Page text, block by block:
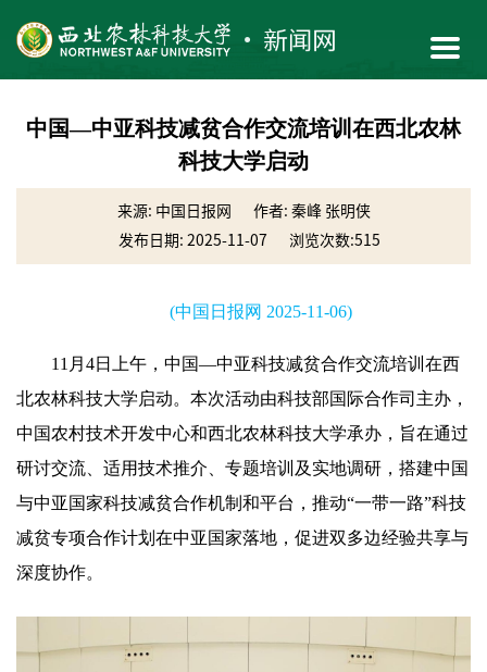
中国—中亚科技减贫合作交流培训在西北农林
科技大学启动
来源: 中国日报网
作者: 秦峰 张明侠
发布日期: 2025-11-07
浏览次数:515
(中国日报网 2025-11-06)
11月4日上午，中国—中亚科技减贫合作交流培训在西
北农林科技大学启动。本次活动由科技部国际合作司主办，
中国农村技术开发中心和西北农林科技大学承办，旨在通过
研讨交流、适用技术推介、专题培训及实地调研，搭建中国
与中亚国家科技减贫合作机制和平台，推动“一带一路”科技
减贫专项合作计划在中亚国家落地，促进双多边经验共享与
深度协作。